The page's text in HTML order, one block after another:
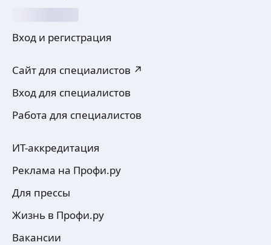
Вход и регистрация
Сайт для специалистов ↗
Вход для специалистов
Работа для специалистов
ИТ-аккредитация
Реклама на Профи.ру
Для прессы
Жизнь в Профи.ру
Вакансии